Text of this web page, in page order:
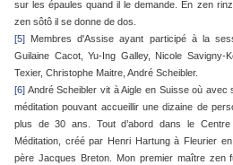
sur les épaules quand il le demande. En zen
zen sôtô il se donne de dos.
[5] Membres d'Assise ayant participé à la
Guilaine Cacot, Yu-Ing Galley, Nicole Savigny-
Texier, Christophe Maitre, André Scheibler.
[6] André Scheibler vit à Aigle en Suisse où
méditation pouvant accueillir une dizaine de
plus de 30 ans. Tout d’abord dans le
Méditation, créé par Henri Hartung à Fleurier
père Jacques Breton. Mon premier maître zen